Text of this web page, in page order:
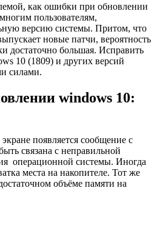
как ошибки при обновлении
пользователям,
версию системы. Притом, что
новые патчи, вероятность
достаточно большая. Исправить
10 (1809) и других версий
силами.
windows 10:
появляется сообщение с
связана с неправильной
операционной системы. Иногда
места на накопителе. Тот же
объёме памяти на